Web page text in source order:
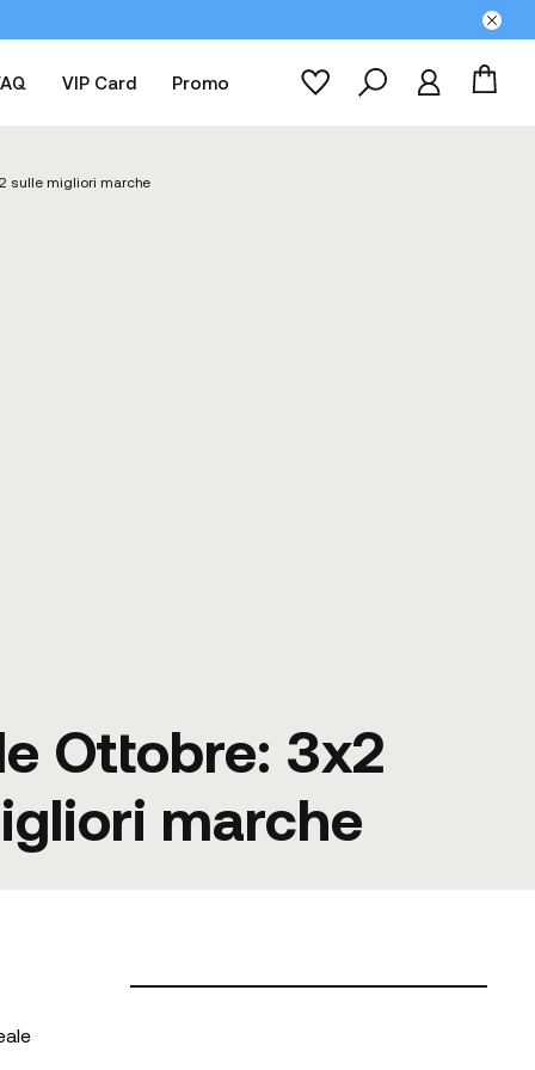
VIP Card Promo
sulle migliori marche
Ottobre: 3x2
marche